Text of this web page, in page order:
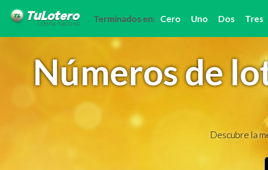
Terminados en: Cero Uno Dos Tres
Números de
Descubre la